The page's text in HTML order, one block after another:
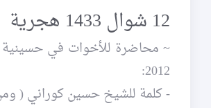
12 شوال 1433 هجرية
2012:
- كلمة للشيخ حسين كوراني ( ومن